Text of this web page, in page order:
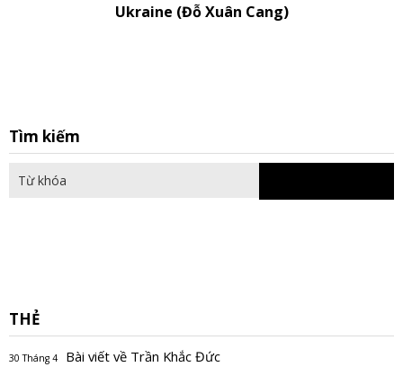
Ukraine (Đỗ Xuân Cang)
Tìm kiếm
THẺ
30 Tháng 4 Bài viết về Trần Khắc Đức